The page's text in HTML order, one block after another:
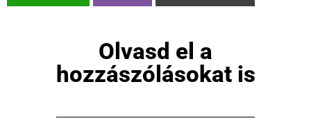
Olvasd el a
hozzászólásokat is